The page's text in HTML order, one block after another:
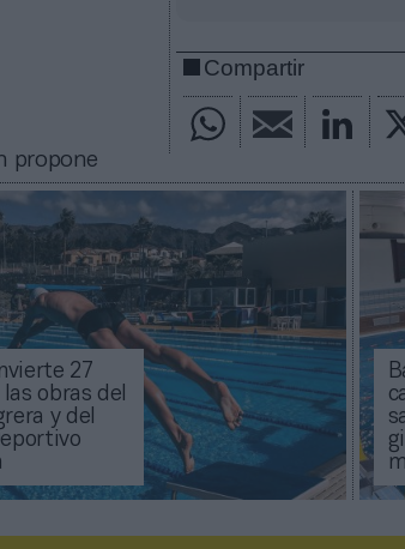
Compartir
propone
27
obras del
y del